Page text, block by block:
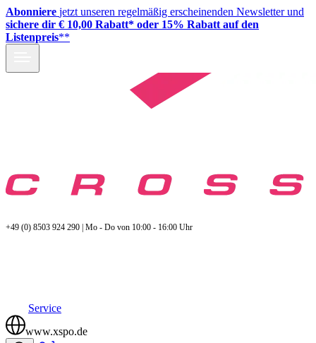
Abonniere jetzt unseren regelmäßig erscheinenden Newsletter und
sichere dir € 10,00 Rabatt* oder 15% Rabatt auf den
Listenpreis**
+49 (0) 8503 924 290 | Mo - Do von 10:00 - 16:00 Uhr
Service
www.xspo.de